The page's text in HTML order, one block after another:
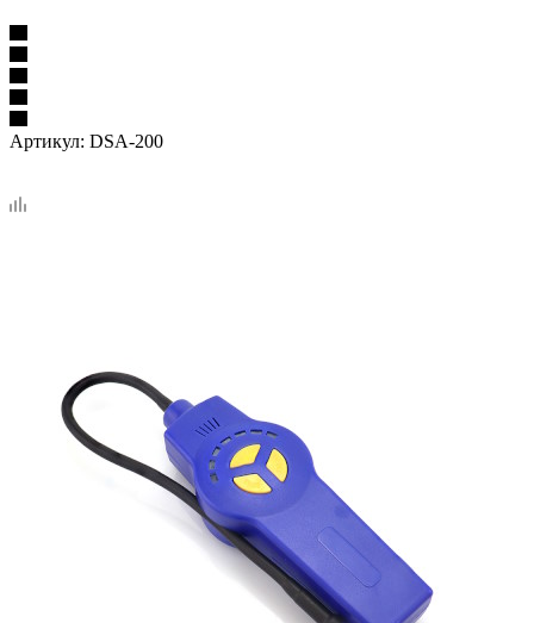
Артикул: DSA-200